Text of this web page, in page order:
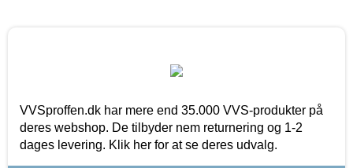
VVSproffen.dk har mere end 35.000 VVS-produkter på
deres webshop. De tilbyder nem returnering og 1-2
dages levering. Klik her for at se deres udvalg.